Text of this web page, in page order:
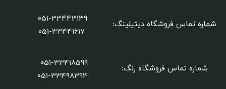
شماره تماس فروشگاه دیتیلینگ:
051-33443139
051-33441617
شماره تماس فروشگاه رنگ:
051-33418599
​​​​​​​051-33498394